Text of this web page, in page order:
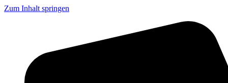
Zum Inhalt springen